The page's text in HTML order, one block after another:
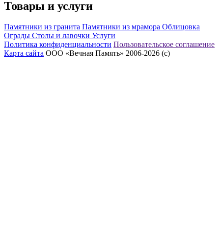
Товары и услуги
Памятники из гранита Памятники из мрамора Облицовка
Ограды Столы и лавочки Услуги
Политика конфиденциальности Пользовательское соглашение
Карта сайта ООО «Вечная Память» 2006-2026 (с)